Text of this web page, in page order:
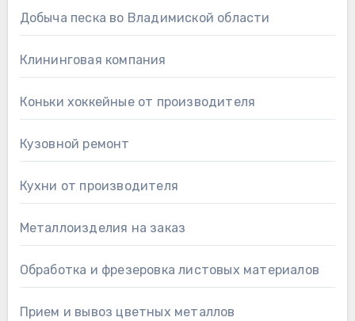
Добыча песка во Владимиской области
Клининговая компания
Коньки хоккейные от производителя
Кузовной ремонт
Кухни от производителя
Металлоизделия на заказ
Обработка и фрезеровка листовых материалов
Прием и вывоз цветных металлов